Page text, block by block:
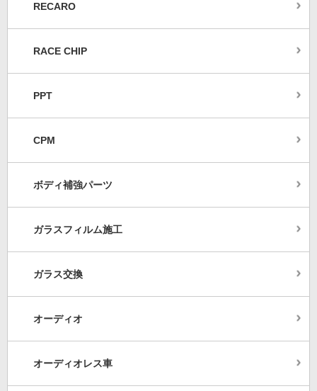
RECARO
RACE CHIP
PPT
CPM
ボディ補強パーツ
ガラスフィルム施工
ガラス交換
オーディオ
オーディオレス車